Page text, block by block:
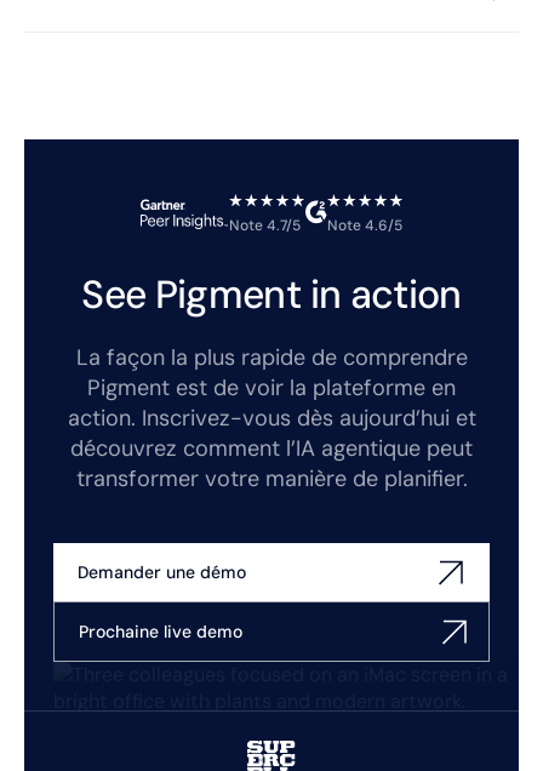
Note 4.7/5 Note 4.6/5
See Pigment in action
La façon la plus rapide de comprendre
Pigment est de voir la plateforme en
action. Inscrivez-vous dès aujourd’hui et
découvrez comment l’IA agentique peut
transformer votre manière de planifier.
Demander une démo
Prochaine live demo